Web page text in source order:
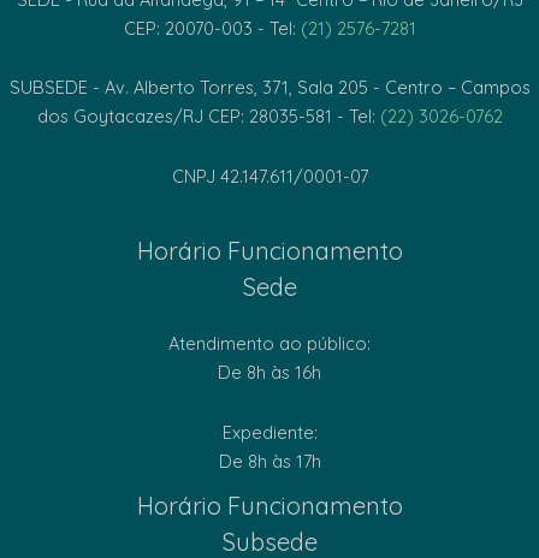
CEP: 20070-003 - Tel: (21) 2576-7281
SUBSEDE - Av. Alberto Torres, 371, Sala 205 - Centro – Campos
dos Goytacazes/RJ CEP: 28035-581 - Tel: (22) 3026-0762
CNPJ 42.147.611/0001-07
Horário Funcionamento
Sede
Atendimento ao público:
De 8h às 16h
Expediente:
De 8h às 17h
Horário Funcionamento
Subsede